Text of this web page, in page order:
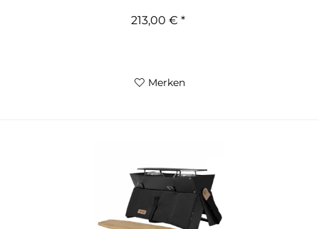
213,00 € *
Merken